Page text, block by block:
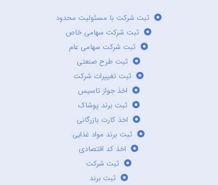
ثبت شرکت با مسئولیت محدود
ثبت شرکت سهامی خاص
ثبت شرکت سهامی عام
ثبت طرح صنعتی
ثبت تغییرات شرکت
اخذ جواز تاسیس
ثبت برند پوشاک
اخذ کارت بازرگانی
ثبت برند مواد غذایی
اخذ کد اقتصادی
ثبت شرکت
ثبت برند